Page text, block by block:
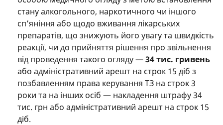
стану алкогольного, наркотичного чи іншого
сп’яніння або щодо вживання лікарських
препаратів, що знижують його увагу та швидкість
реакції, чи до прийняття рішення про звільнення
від проведення такого огляду —34 тис. гривень
або адміністративний арешт на строк 15 діб з
позбавленням права керування ТЗ на строк 3
роки та на інших осіб — накладення штрафу 34
тис. грн або адміністративний арешт на строк 15
діб.